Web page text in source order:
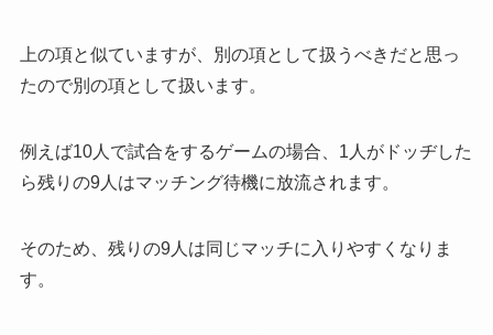
上の項と似ていますが、別の項として扱うべきだと思っ
たので別の項として扱います。
例えば10人で試合をするゲームの場合、 1人がドッヂした
ら残りの9人はマッチング待機に放流されます。
そのため、 残りの9人は同じマッチに入りやすく なりま
す。